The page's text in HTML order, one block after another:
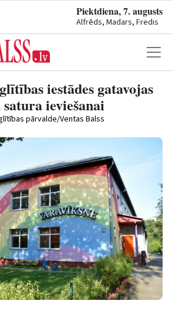
Piektdiena, 7. augusts
Alfrēds, Madars, Fredis
iestādes gatavojas
ieviešanai
pārvalde/Ventas Balss